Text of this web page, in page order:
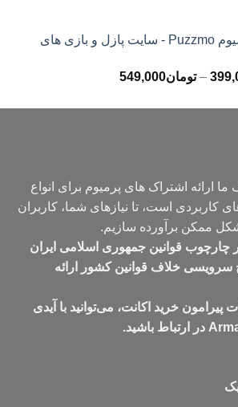
اکانت پرمیوم Puzzmo - سایت پازل و بازی های
– تومان549,000محدوده
تومان399,000
ارائه اشتراک های پرمیوم برای انواع
کاربردی است، تا نیازهای شما، کاربران
ممکن برآورده سازیم.
چارچوب قوانین جمهوری اسلامی ایران
خلاف قوانین کشور ارائه
خرید اکانت، می‌توانید با آیدی